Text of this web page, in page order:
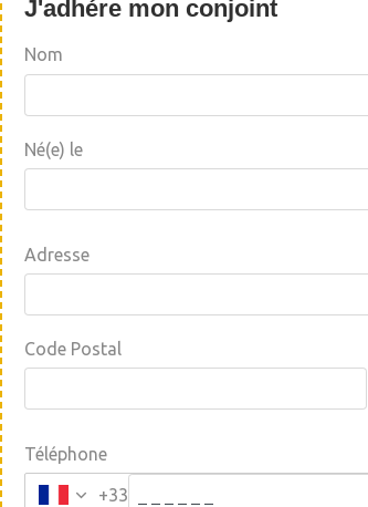
J'adhére mon conjoint
Nom
Né(e) le
Adresse
Code Postal
Téléphone
+33